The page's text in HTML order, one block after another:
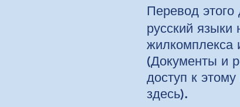
Перевод
русский
жилкомплекса
(Документы и
доступ к
здесь).